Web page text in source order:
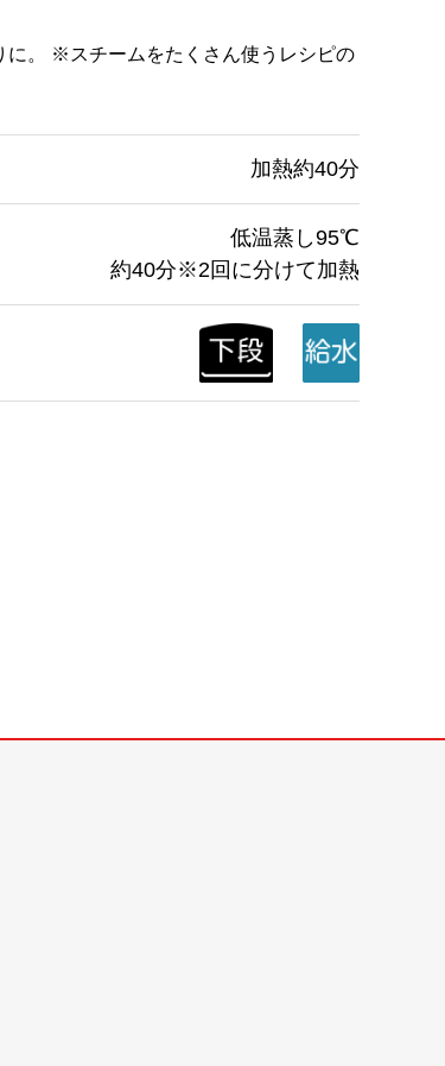
に。 ※スチームをたくさん使うレシピの
加熱約40分
低温蒸し95℃
約40分※2回に分けて加熱